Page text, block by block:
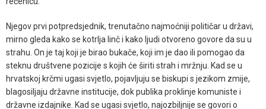
Njegov prvi potpredsjednik, trenutačno najmoćniji političar u državi,
mirno gleda kako se kotrlja linč i kako ljudi otvoreno govore da su u
strahu. On je taj koji je birao bukače, koji im je dao ili pomogao da
steknu društvene pozicije s kojih će širiti strah i mržnju. Kad se u
hrvatskoj krčmi ugasi svjetlo, pojavljuju se biskupi s jezikom zmije,
blagosiljaju državne institucije, dok publika proklinje komuniste i
državne izdajnike. Kad se ugasi svjetlo, najozbiljnije se govori o